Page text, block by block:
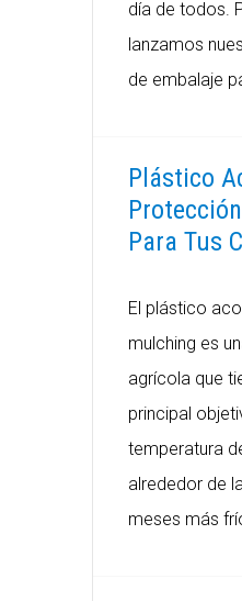
día de todos.
lanzamos
de embalaje
Plástico
Para Tus
El plástico
mulching es
agrícola que
principal
temperatura
alrededor de
meses más